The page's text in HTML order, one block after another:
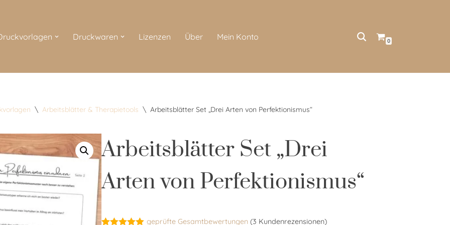
Druckwaren Lizenzen Über Mein Konto 0
\ Arbeitsblätter & Therapietools \ Arbeitsblätter Set „Drei Arten von Perfektionismus“
Arbeitsblätter Set „Drei
Arten von Perfektionismus“
geprüfte Gesamtbewertungen (3 Kundenrezensionen)